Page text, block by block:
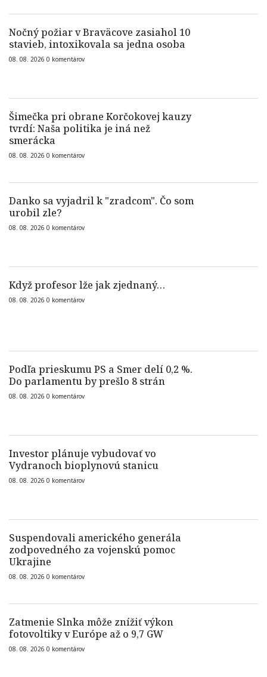
Nočný požiar v Braväcove zasiahol 10
stavieb, intoxikovala sa jedna osoba
08. 08. 2026 0 komentárov
Šimečka pri obrane Korčokovej kauzy
tvrdí: Naša politika je iná než
smerácka
08. 08. 2026 0 komentárov
Danko sa vyjadril k "zradcom". Čo som
urobil zle?
08. 08. 2026 0 komentárov
Když profesor lže jak zjednaný…
08. 08. 2026 0 komentárov
Podľa prieskumu PS a Smer delí 0,2 %.
Do parlamentu by prešlo 8 strán
08. 08. 2026 0 komentárov
Investor plánuje vybudovať vo
Vydranoch bioplynovú stanicu
08. 08. 2026 0 komentárov
Suspendovali amerického generála
zodpovedného za vojenskú pomoc
Ukrajine
08. 08. 2026 0 komentárov
Zatmenie Slnka môže znížiť výkon
fotovoltiky v Európe až o 9,7 GW
08. 08. 2026 0 komentárov